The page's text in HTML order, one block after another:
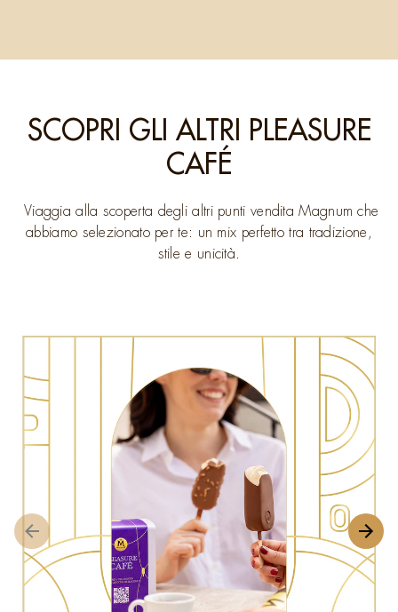
SCOPRI GLI ALTRI PLEASURE
CAFÉ
Viaggia alla scoperta degli altri punti vendita Magnum che
abbiamo selezionato per te: un mix perfetto tra tradizione,
stile e unicità.